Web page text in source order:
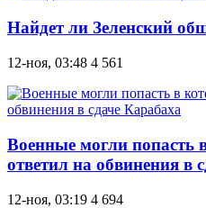
Найдет ли Зеленский
12-ноя, 03:48 4 561
Военные могли попасть
ответил на обвинения в
12-ноя, 03:19 4 694